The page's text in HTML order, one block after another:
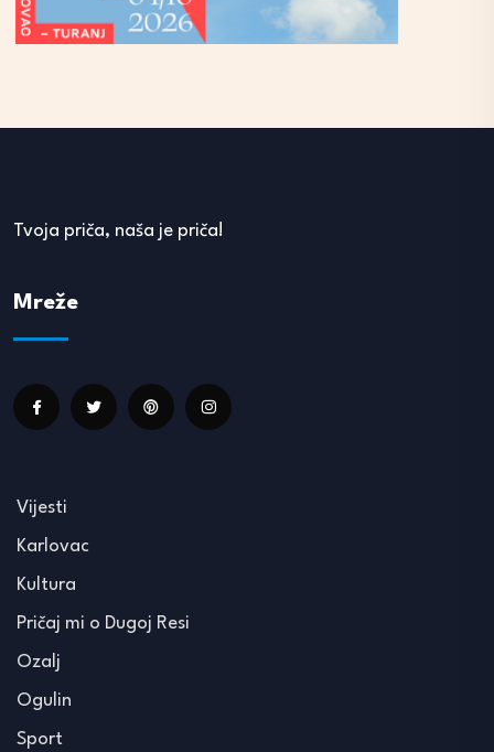
Tvoja priča, naša je priča!
Mreže
Vijesti
Karlovac
Kultura
Pričaj mi o Dugoj Resi
Ozalj
Ogulin
Sport